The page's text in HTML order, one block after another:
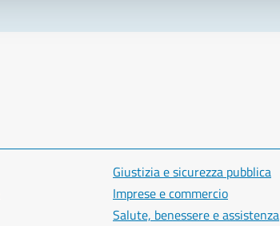
Giustizia e sicurezza pubblica
Imprese e commercio
Salute, benessere e assistenza